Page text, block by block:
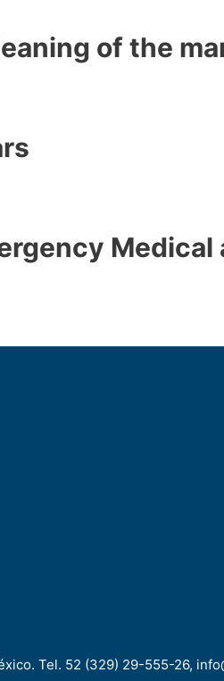
of the
Medical
Tel. 52 (329) 29-555-26,